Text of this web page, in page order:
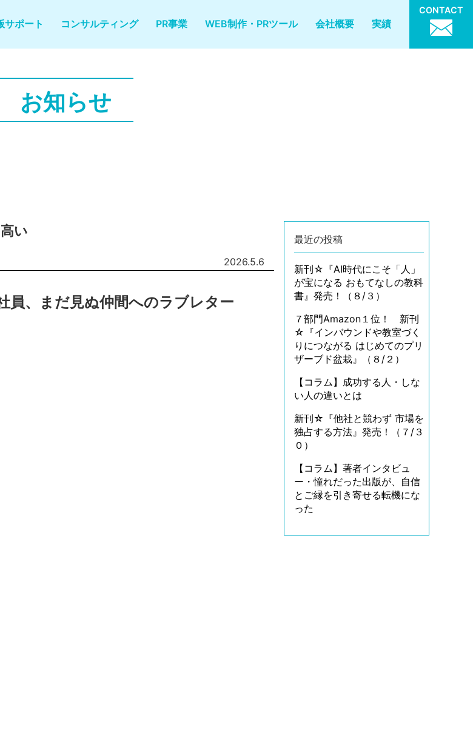
サポート コンサルティング PR事業 WEB制作・PRツール 会社概要 実績
CONTACT
お知らせ
い
2026.5.6
員、まだ見ぬ仲間へのラブレター
最近の投稿
新刊☆『AI時代にこそ「人」
が宝になる おもてなしの教科
書』発売！（８/３）
７部門Amazon１位！ 新刊
☆『インバウンドや教室づく
りにつながる はじめてのプリ
ザーブド盆栽』（８/２）
【コラム】成功する人・しな
い人の違いとは
新刊☆『他社と競わず 市場を
独占する方法』発売！（７/３
０）
【コラム】著者インタビュ
ー・憧れだった出版が、自信
とご縁を引き寄せる転機にな
った